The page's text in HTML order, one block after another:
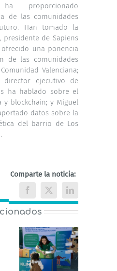
proporcionado
de las comunidades
Han tomado la
presidente de Sapiens
una ponencia
de las comunidades
Valenciana;
director ejecutivo de
ha hablado sobre el
y blockchain; y Miguel
datos sobre la
del barrio de Los
Comparte la noticia:
Facebook
X LinkedIn